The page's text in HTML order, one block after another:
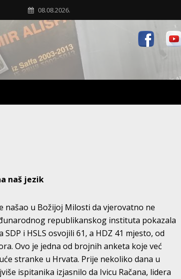
08.08.2026.
naš jezik
našao u Božijoj Milosti da vjerovatno ne
republikanskog instituta pokazala
i HSLS osvojili 61, a HDZ 41 mjesto, od
Ovo je jedna od brojnih anketa koje već
stranke u Hrvata. Prije nekoliko dana u
ispitanika izjasnilo da Ivicu Račana, lidera